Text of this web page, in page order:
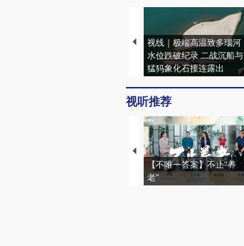
视线｜极端高温致多瑙河
水位跌破纪录 二战沉船与
猛犸象化石接连露出
视听推荐
【不唯一答案】不止“养
老”